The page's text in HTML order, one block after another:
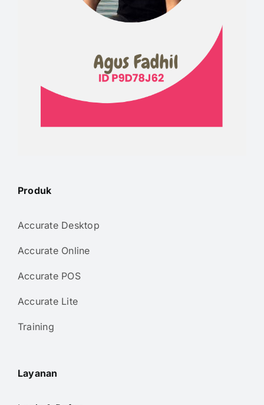
Produk
Accurate Desktop
Accurate Online
Accurate POS
Accurate Lite
Training
Layanan